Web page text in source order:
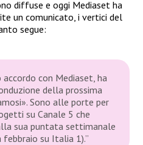
diffuse e oggi Mediaset ha
un comunicato, i vertici del
segue:
accordo con Mediaset, ha
della prossima
Sono alle porte per
su Canale 5 che
sua puntata settimanale
febbraio su Italia 1).”